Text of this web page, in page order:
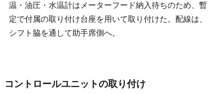
温・油圧・水温計はメーターフード納入待ちのため、暫
定で付属の取り付け台座を用いて取り付けた。配線は、
シフト脇を通して助手席側へ。
コントロールユニットの取り付け